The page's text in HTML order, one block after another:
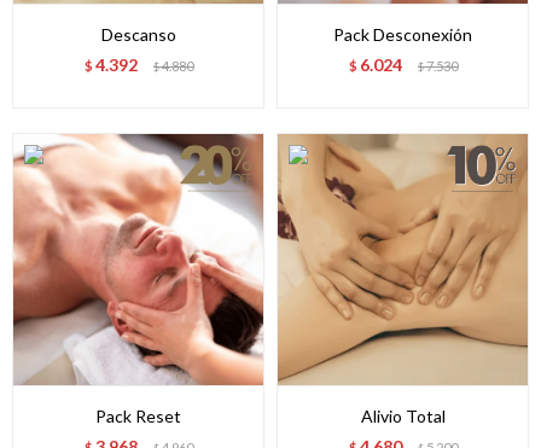
Descanso
$ 4.392 $4.880
Pack Desconexión
$ 6.024 $7.530
Pack Reset Alivio Total